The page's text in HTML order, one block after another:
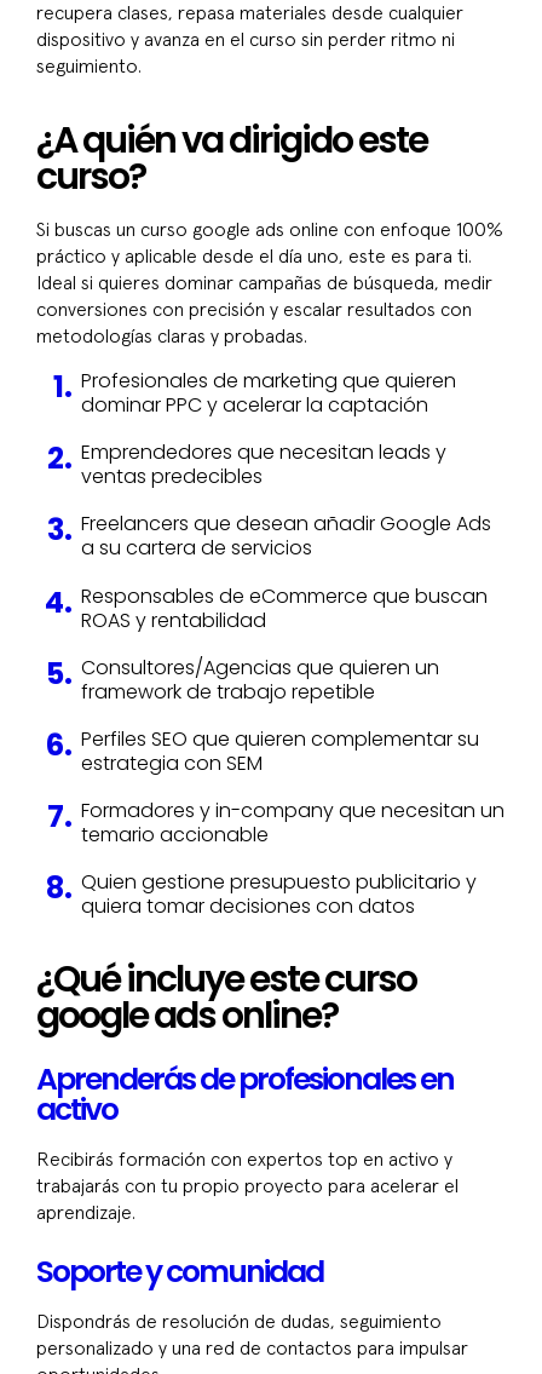
recupera clases, repasa materiales desde cualquier
dispositivo y avanza en el curso sin perder ritmo ni
seguimiento.
¿A quién va dirigido este
curso?
Si buscas un curso google ads online con enfoque 100%
práctico y aplicable desde el día uno, este es para ti.
Ideal si quieres dominar campañas de búsqueda, medir
conversiones con precisión y escalar resultados con
metodologías claras y probadas.
Profesionales de marketing que quieren
dominar PPC y acelerar la captación
Emprendedores que necesitan leads y
ventas predecibles
Freelancers que desean añadir Google Ads
a su cartera de servicios
Responsables de eCommerce que buscan
ROAS y rentabilidad
Consultores/Agencias que quieren un
framework de trabajo repetible
Perfiles SEO que quieren complementar su
estrategia con SEM
Formadores yin-companyque necesitan un
temario accionable
Quien gestione presupuesto publicitario y
quiera tomar decisiones con datos
¿Qué incluye este curso
google ads online?
Aprenderás de profesionales en
activo
Recibirás formación con expertos top en activo y
trabajarás con tu propio proyecto para acelerar el
aprendizaje.
Soporte y comunidad
Dispondrás de resolución de dudas, seguimiento
personalizado y una red de contactos para impulsar